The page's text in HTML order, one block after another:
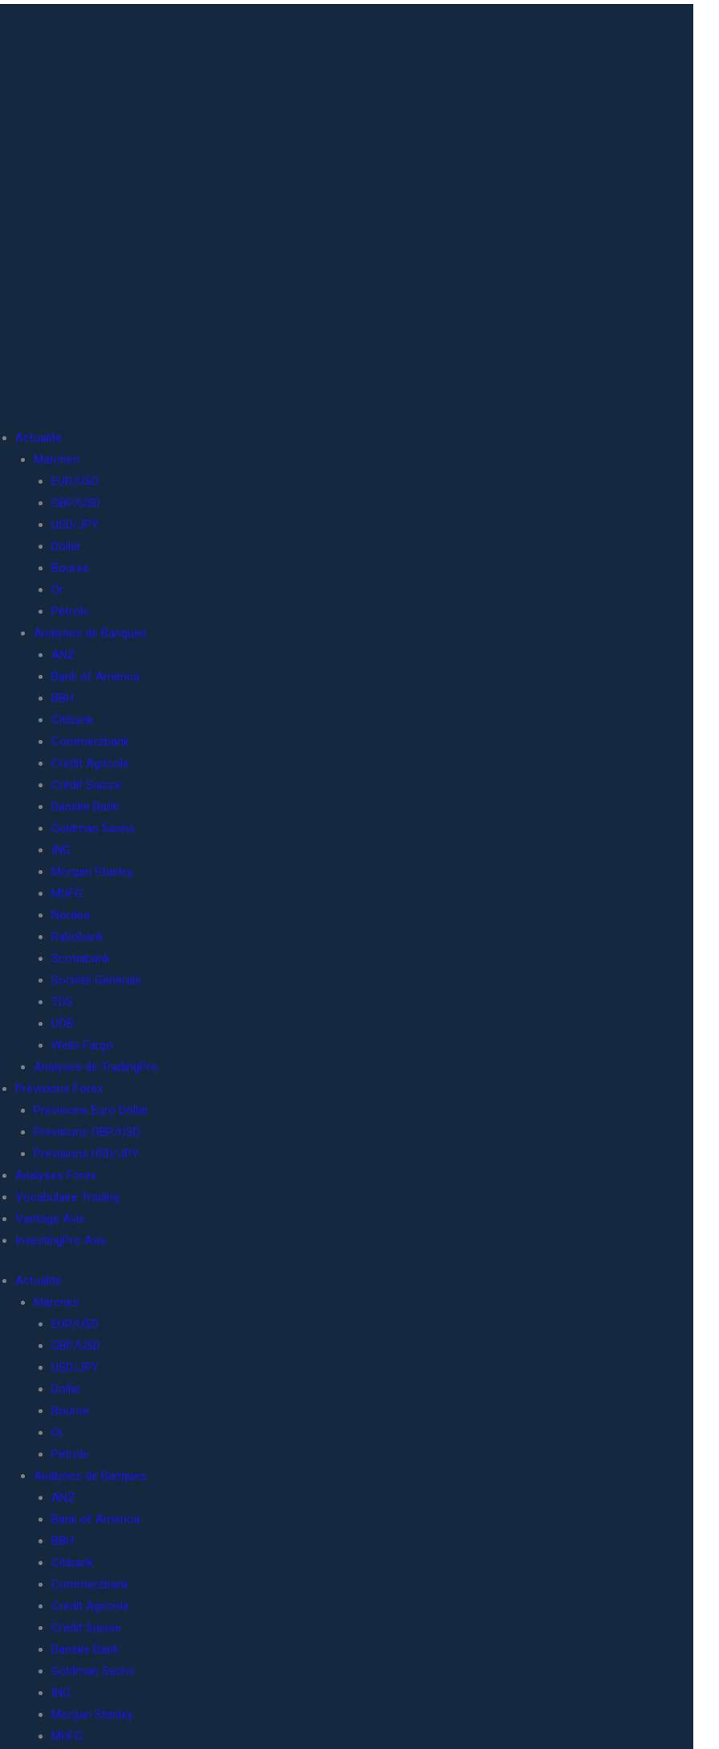
Actualité
Marchés
EUR/USD
GBP/USD
USD/JPY
Dollar
Bourse
Or
Pétrole
Analyses de Banques
ANZ
Bank of America
BBH
Citibank
Commerzbank
Crédit Agricole
Crédit Suisse
Danske Bank
Goldman Sachs
ING
Morgan Stanley
MUFG
Nordea
Rabobank
Scotiabank
Société Générale
TDS
UOB
Wells Fargo
Analyses de TradingPro
Prévisions Forex
Prévisions Euro Dollar
Prévisions GBP/USD
Prévisions USD/JPY
Analyses Forex
Vocabulaire Trading
Vantage Avis
InvestingPro Avis
Actualité
Marchés
EUR/USD
GBP/USD
USD/JPY
Dollar
Bourse
Or
Pétrole
Analyses de Banques
ANZ
Bank of America
BBH
Citibank
Commerzbank
Crédit Agricole
Crédit Suisse
Danske Bank
Goldman Sachs
ING
Morgan Stanley
MUFG